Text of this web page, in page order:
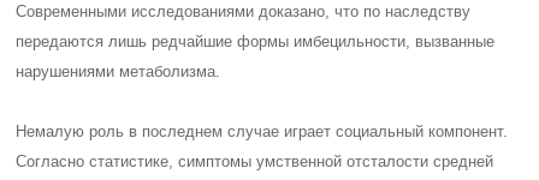
Современными исследованиями доказано, что по наследству
передаются лишь редчайшие формы имбецильности, вызванные
нарушениями метаболизма.
Немалую роль в последнем случае играет социальный компонент.
Согласно статистике, симптомы умственной отсталости средней